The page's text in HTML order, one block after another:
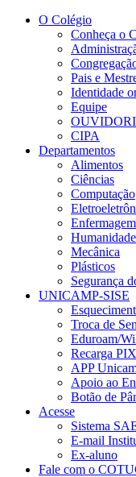
Conteúdo principal
O Colégio
Conheça o
Pais e
Identidade
Equipe
CIPA
Departamentos
Alimentos
Ciências
Computação
Enfermagem
Mecânica
Plásticos
Segurança
UNICAMP-SISE
Troca de
Eduroam/
Recarga PIX
APP
Apoio ao
Botão de
Acesse
Sistema
E-mail
Ex-aluno
Fale com o